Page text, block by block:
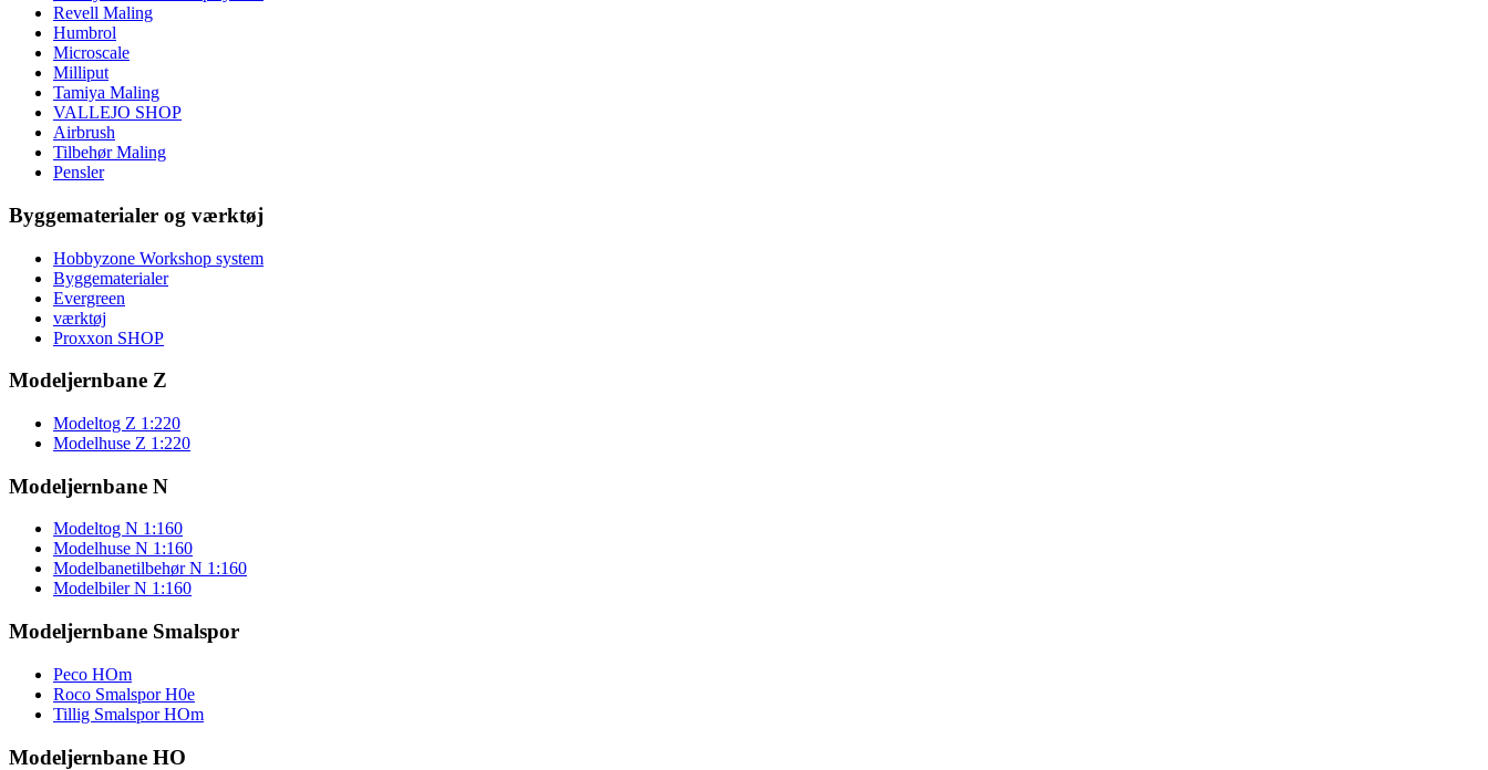
Revell Maling
Humbrol
Microscale
Milliput
Tamiya Maling
VALLEJO SHOP
Airbrush
Tilbehør Maling
Pensler
Byggematerialer og værktøj
Hobbyzone Workshop system
Byggematerialer
Evergreen
værktøj
Proxxon SHOP
Modeljernbane Z
Modeltog Z 1:220
Modelhuse Z 1:220
Modeljernbane N
Modeltog N 1:160
Modelhuse N 1:160
Modelbanetilbehør N 1:160
Modelbiler N 1:160
Modeljernbane Smalspor
Peco HOm
Roco Smalspor H0e
Tillig Smalspor HOm
Modeljernbane HO